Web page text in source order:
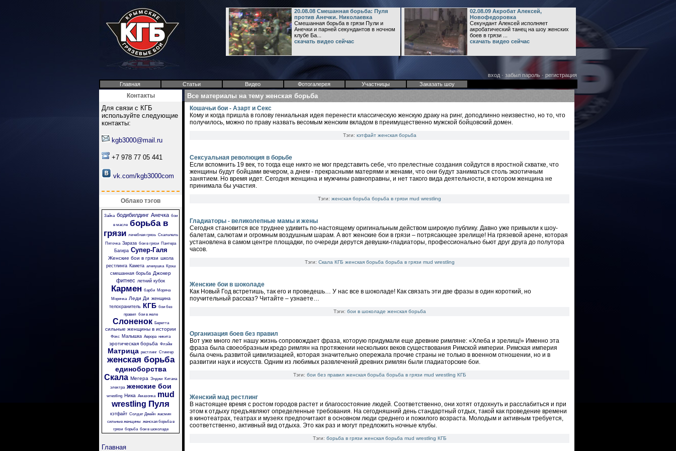
20.08.08 Смешанная борьба: Пуля
против Анечки. Николаевка
Смешанная борьба в грязи Пули и
Анечки и парней секундантов в ночном
клубе Ба...
скачать видео сейчас
02.08.09 Акробат Алексей,
Новофедоровка
Секундант Алексей исполняет
акробатический танец на шоу женских
боев в грязи ...
скачать видео сейчас
вход· забыл пароль· регистрация
Главная
Статьи Видео Фотогалерея Участницы Заказать шоу
Контакты
Для связи с КГБ
используйте следующие
контакты:
kgb3000@mail.ru
+7 978 77 05 441
vk.com/kgb3000com
Облако тэгов
Зайка бодибилдинг Анечка бои
в масле борьба в
грязи лечебная грязь Скальпель
Пяточка Зараза бои в грязи Пантера
Багира Супер-Галя
Женские бои в грязи школа
рестлинга Камета аленушка Крэш
смешанная борьба Джокер
фитнес летний кубок
Кармен барби
Моряча
Морячка
Леди Ди женщина
телохранитель КГБ бои без
правил бои в желе
Слоненок Беретта
сильные женщины в истории
Фокс Малышка Аврора никита
эротическая борьба Флэйм
Матрица рестлинг Стингер
женская борьба
единоборства
Скала Мегера Энджи Китана
электра женские бои
wrestling Ника Амазонка mud
wrestling Пуля
кэтфайт Солдат Джейн жасмин
сильные женщины женская борьба в
грязи борьба бои в шоколаде
Главная
Все материалы на тему женская борьба
Кошачьи бои - Азарт и Секс
Кому и когда пришла в голову гениальная идея перенести классическую женскую драку на ринг, доподлинно неизвестно, но то, что
получилось, можно по праву назвать весомым женским вкладом в преимущественно мужской бойцовский домен.
Тэги: кэтфайт женская борьба
Сексуальная революция в борьбе
Если вспомнить 19 век, то тогда еще никто не мог представить себе, что прелестные создания сойдутся в яростной схватке, что
женщины будут бойцами вечером, а днем - прекрасными матерями и женами, что они будут заниматься столь экзотичным
занятием. Но время идет. Сегодня женщина и мужчины равноправны, и нет такого вида деятельности, в котором женщина не
принимала бы участия.
Тэги: женская борьба борьба в грязи mud wrestling
Гладиаторы - великолепные мамы и жены
Сегодня становится все труднее удивить по-настоящему оригинальным действом широкую публику. Давно уже привыкли к шоу-
балетам, салютам и огромным воздушным шарам. А вот женские бои в грязи – потрясающее зрелище! На грязевой арене, которая
установлена в самом центре площадки, по очереди дерутся девушки-гладиаторы, профессионально бьют друг друга до полутора
часов.
Тэги: Скала КГБ женская борьба борьба в грязи mud wrestling
Женские бои в шоколаде
Как Новый Год встретишь, так его и проведешь… У нас все в шоколаде! Как связать эти две фразы в один короткий, но
поучительный рассказ? Читайте – узнаете…
Тэги: бои в шоколаде женская борьба
Организация боев без правил
Вот уже много лет нашу жизнь сопровождает фраза, которую придумали еще древние римляне: «Хлеба и зрелищ!» Именно эта
фраза была своеобразным кредо римлян на протяжении нескольких веков существования Римской империи. Римская империя
была очень развитой цивилизацией, которая значительно опережала прочие страны не только в военном отношении, но и в
развитии наук и искусств. Одним из любимых развлечений древних римлян были гладиаторские бои.
Тэги: бои без правил женская борьба борьба в грязи mud wrestling КГБ
Женский мад рестлинг
В настоящее время с ростом городов растет и благосостояние людей. Соответственно, они хотят отдохнуть и расслабиться и при
этом к отдыху предъявляют определенные требования. На сегодняшний день стандартный отдых, такой как проведение времени
в кинотеатрах, театрах и музеях предпочитают в основном люди среднего и пожилого возраста. Молодым и активным требуется,
соответственно, активный вид отдыха. Это как раз и могут предложить ночные клубы.
Тэги: борьба в грязи женская борьба mud wrestling КГБ